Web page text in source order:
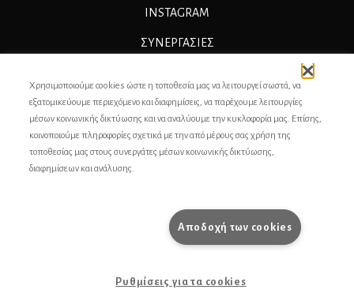
INSTAGRAM
ΣΥΝΕΡΓΑΣΊΕΣ
ΕΠΙΚΟΙΝΩΝΙΑ
ΣΥΝΤΕΛΕΣΤΕΣ
ΟΡΟΙ ΧΡΗΣΗΣ
Χρησιμοποιούμε cookies ώστε η τοποθεσία μας να λειτουργεί σωστά, να
εξατομικεύουμε περιεχόμενο και διαφημίσεις, να παρέχουμε λειτουργίες
μέσων κοινωνικής δικτύωσης και να αναλύουμε την κυκλοφορία μας. Επίσης,
κοινοποιούμε πληροφορίες σχετικά με την από μέρους σας χρήση της
τοποθεσίας μας στους συνεργάτες μέσων κοινωνικής δικτύωσης,
διαφημίσεων και ανάλυσης.
Αποδοχή των cookies
Ρυθμίσεις για τα cookies